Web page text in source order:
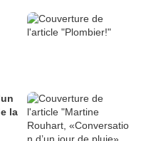
la